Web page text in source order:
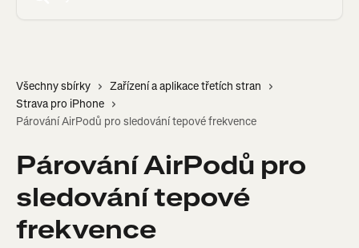
Všechny sbírky
Zařízení a aplikace třetích stran
Strava pro iPhone
Párování AirPodů pro sledování tepové frekvence
Párování AirPodů pro
sledování tepové
frekvence